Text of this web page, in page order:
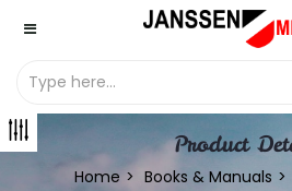
Product
Home Books & Manuals